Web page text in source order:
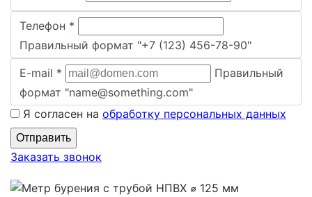
Телефон *
Правильный формат "+7 (123) 456-78-90"
E-mail *
Правильный
формат "name@something.com"
Я согласен на обработку персональных данных
Заказать звонок